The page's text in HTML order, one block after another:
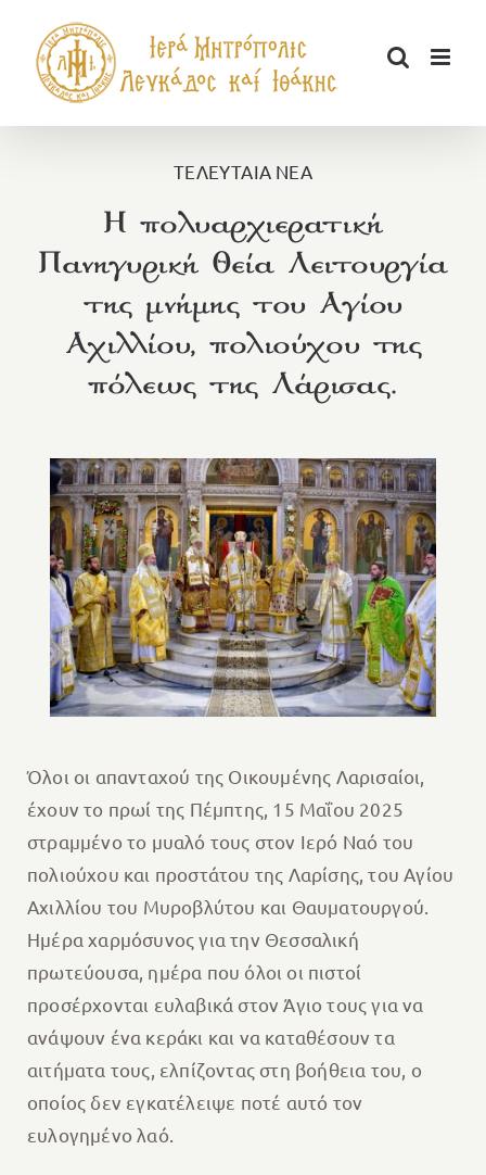
περιεχόμενο
ΤΕΛΕΥΤΑΙΑ ΝΕΑ
Η πολυαρχιερατική
Πανηγυρική Θεία Λειτουργία
της μνήμης του Αγίου
Αχιλλίου, πολιούχου της
πόλεως της Λάρισας.
Όλοι οι απανταχού της Οικουμένης Λαρισαίοι,
έχουν το πρωί της Πέμπτης, 15 Μαΐου 2025
στραμμένο το μυαλό τους στον Ιερό Ναό του
πολιούχου και προστάτου της Λαρίσης, του Αγίου
Αχιλλίου του Μυροβλύτου και Θαυματουργού.
Ημέρα χαρμόσυνος για την Θεσσαλική
πρωτεύουσα, ημέρα που όλοι οι πιστοί
προσέρχονται ευλαβικά στον Άγιο τους για να
ανάψουν ένα κεράκι και να καταθέσουν τα
αιτήματα τους, ελπίζοντας στη βοήθεια του, ο
οποίος δεν εγκατέλειψε ποτέ αυτό τον
ευλογημένο λαό.